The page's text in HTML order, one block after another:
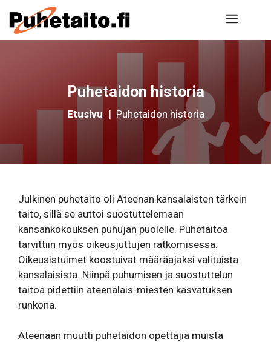
sisältöön
Puhetaidon historia
Etusivu | Puhetaidon historia
Julkinen puhetaito oli Ateenan kansalaisten tärkein
taito, sillä se auttoi suostuttelemaan
kansankokouksen puhujan puolelle. Puhetaitoa
tarvittiin myös oikeusjuttujen ratkomisessa.
Oikeusistuimet koostuivat määräajaksi valituista
kansalaisista. Niinpä puhumisen ja suostuttelun
taitoa pidettiin ateenalais-miesten kasvatuksen
runkona.
Ateenaan muutti puhetaidon opettajia muista